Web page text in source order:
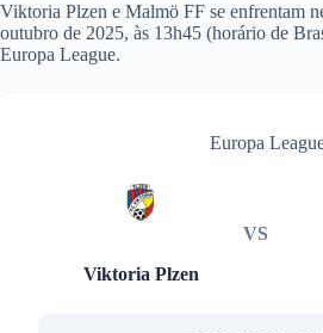
Viktoria Plzen e Malmö FF se enfrentam
outubro de 2025, às 13h45 (horário de
Europa League.
Europa
Viktoria Plzen
VS